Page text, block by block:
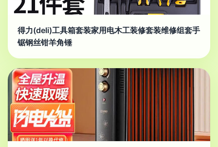
得力(deli)工具箱套装家用电木工装修套装维修组套手
锯钢丝钳羊角锤